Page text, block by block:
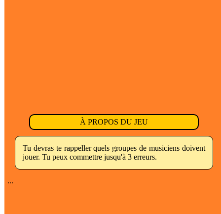
À PROPOS DU JEU
Tu devras te rappeller quels groupes de musiciens doivent
jouer. Tu peux commettre jusqu'à 3 erreurs.
...